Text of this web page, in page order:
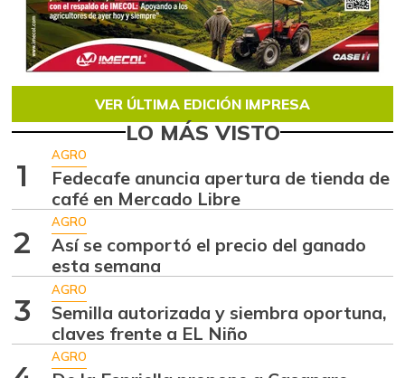
VER ÚLTIMA EDICIÓN IMPRESA
LO MÁS VISTO
1
AGRO
Fedecafe anuncia apertura de tienda de
café en Mercado Libre
2
AGRO
Así se comportó el precio del ganado
esta semana
3
AGRO
Semilla autorizada y siembra oportuna,
claves frente a EL Niño
AGRO